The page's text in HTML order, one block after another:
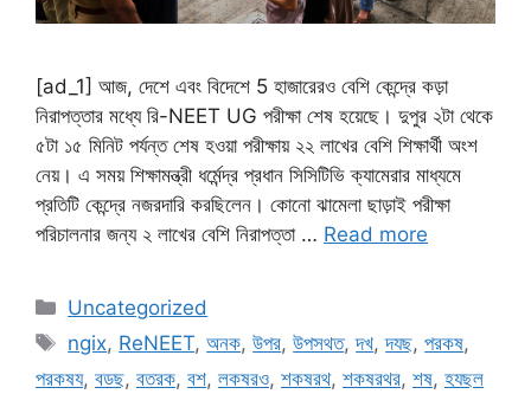
[ad_1] আজ, দেশে এবং বিদেশে 5 হাজারেরও বেশি কেন্দ্রে কড়া
নিরাপত্তার মধ্যে রি-NEET UG পরীক্ষা শেষ হয়েছে। দুপুর ২টা থেকে
৫টা ১৫ মিনিট পর্যন্ত শেষ হওয়া পরীক্ষায় ২২ লাখের বেশি শিক্ষার্থী অংশ
নেয়। এ সময় শিক্ষামন্ত্রী ধর্মেন্দ্র প্রধান সিসিটিভি ক্যামেরার মাধ্যমে
প্রতিটি কেন্দ্রে নজরদারি করছিলেন। কোনো ঝামেলা ছাড়াই পরীক্ষা
পরিচালনার জন্য ২ লাখের বেশি নিরাপত্তা … Read more
Categories
Uncategorized
Tags
ngix, ReNEET,অনক,উপর,উপসথত,দখ,দযছ,পরকষ,
পরকষয, বডছ, বতরক, বশ, লকষরও, শকষরথ, শকষরথর, শষ, হযছল